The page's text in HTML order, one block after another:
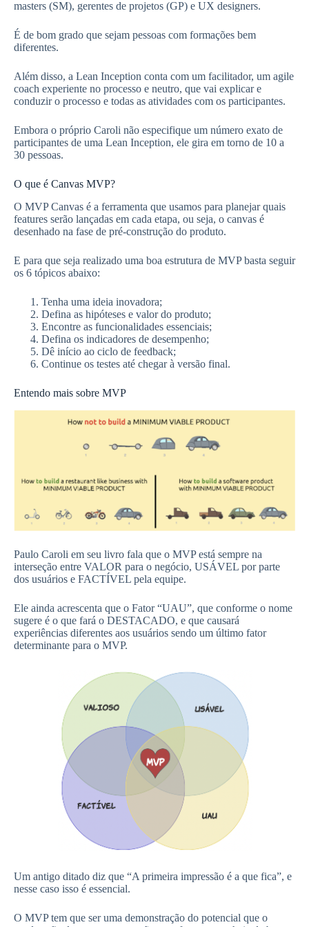
masters (SM), gerentes de projetos (GP) e UX designers.
É de bom grado que sejam pessoas com formações bem
diferentes.
Além disso, a Lean Inception conta com um facilitador, um agile
coach experiente no processo e neutro, que vai explicar e
conduzir o processo e todas as atividades com os participantes.
Embora o próprio Caroli não especifique um número exato de
participantes de uma Lean Inception, ele gira em torno de 10 a
30 pessoas.
O que é Canvas MVP?
O MVP Canvas é a ferramenta que usamos para planejar quais
features serão lançadas em cada etapa, ou seja, o canvas é
desenhado na fase de pré-construção do produto.
E para que seja realizado uma boa estrutura de MVP basta seguir
os 6 tópicos abaixo:
Tenha uma ideia inovadora;
Defina as hipóteses e valor do produto;
Encontre as funcionalidades essenciais;
Defina os indicadores de desempenho;
Dê início ao ciclo de feedback;
Continue os testes até chegar à versão final.
Entendo mais sobre MVP
Paulo Caroli em seu livro fala que o MVP está sempre na
interseção entre VALOR para o negócio, USÁVEL por parte
dos usuários e FACTÍVEL pela equipe.
Ele ainda acrescenta que o Fator “UAU”, que conforme o nome
sugere é o que fará o DESTACADO, e que causará
experiências diferentes aos usuários sendo um último fator
determinante para o MVP.
Um antigo ditado diz que “A primeira impressão é a que fica”, e
nesse caso isso é essencial.
O MVP tem que ser uma demonstração do potencial que o